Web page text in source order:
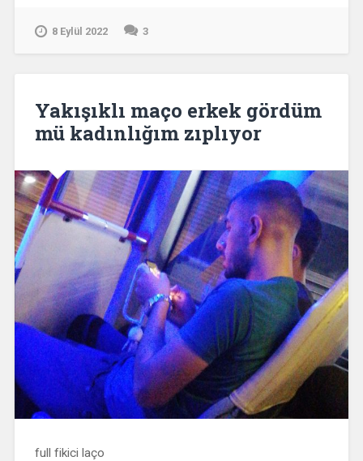
8 Eylül 2022 3
Yakışıklı maço erkek gördüm
mü kadınlığım zıplıyor
full fikici laço